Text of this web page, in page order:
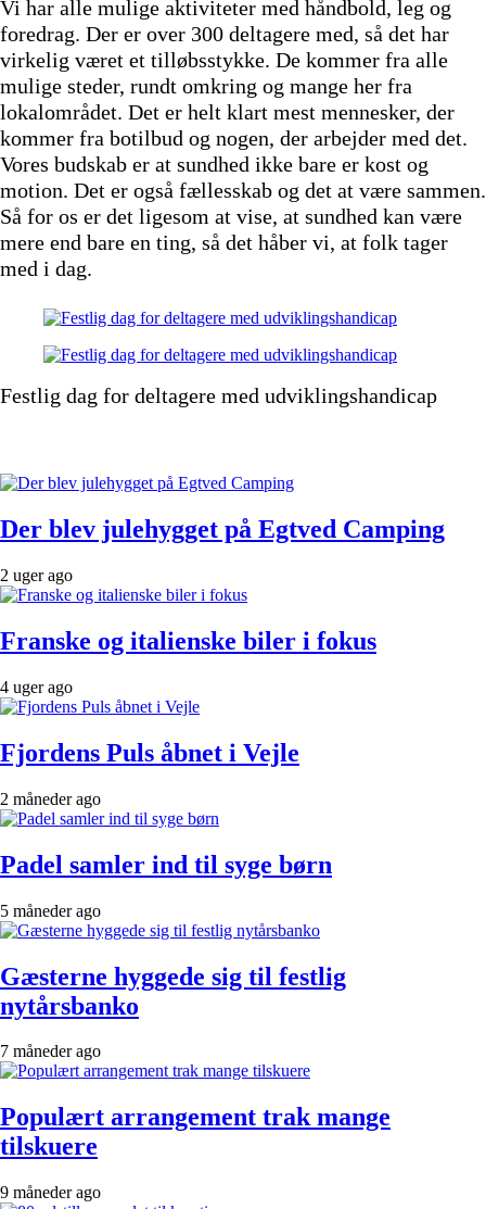
Vi har alle mulige aktiviteter med håndbold, leg og
foredrag. Der er over 300 deltagere med, så det har
virkelig været et tilløbsstykke. De kommer fra alle
mulige steder, rundt omkring og mange her fra
lokalområdet. Det er helt klart mest mennesker, der
kommer fra botilbud og nogen, der arbejder med det.
Vores budskab er at sundhed ikke bare er kost og
motion. Det er også fællesskab og det at være sammen.
Så for os er det ligesom at vise, at sundhed kan være
mere end bare en ting, så det håber vi, at folk tager
med i dag.
Festlig dag for deltagere med udviklingshandicap
Der blev julehygget på Egtved Camping
2 uger ago
Franske og italienske biler i fokus
4 uger ago
Fjordens Puls åbnet i Vejle
2 måneder ago
Padel samler ind til syge børn
5 måneder ago
Gæsterne hyggede sig til festlig
nytårsbanko
7 måneder ago
Populært arrangement trak mange
tilskuere
9 måneder ago